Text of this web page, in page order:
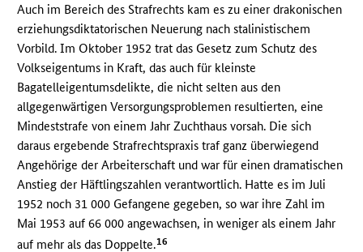
Auch im Bereich des Strafrechts kam es zu einer drakonischen
erziehungsdiktatorischen Neuerung nach stalinistischem
Vorbild. Im Oktober 1952 trat das Gesetz zum Schutz des
Volkseigentums in Kraft, das auch für kleinste
Bagatelleigentumsdelikte, die nicht selten aus den
allgegenwärtigen Versorgungsproblemen resultierten, eine
Mindeststrafe von einem Jahr Zuchthaus vorsah. Die sich
daraus ergebende Strafrechtspraxis traf ganz überwiegend
Angehörige der Arbeiterschaft und war für einen dramatischen
Anstieg der Häftlingszahlen verantwortlich. Hatte es im Juli
1952 noch 31 000 Gefangene gegeben, so war ihre Zahl im
Mai 1953 auf 66 000 angewachsen, in weniger als einem Jahr
auf mehr als das Doppelte.16